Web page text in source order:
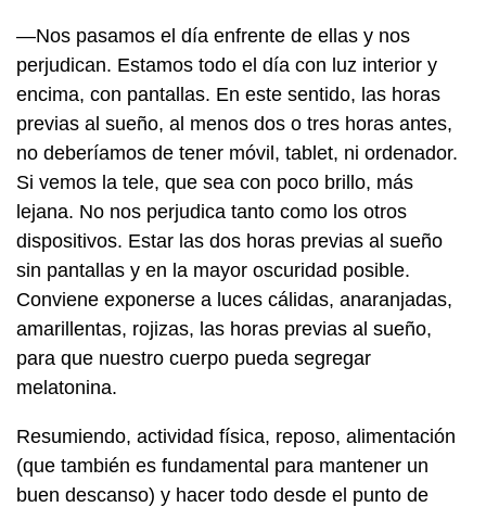
—Nos pasamos el día enfrente de ellas y nos
perjudican. Estamos todo el día con luz interior y
encima, con pantallas. En este sentido, las horas
previas al sueño, al menos dos o tres horas antes,
no deberíamos de tener móvil, tablet, ni ordenador.
Si vemos la tele, que sea con poco brillo, más
lejana. No nos perjudica tanto como los otros
dispositivos. Estar las dos horas previas al sueño
sin pantallas y en la mayor oscuridad posible.
Conviene exponerse a luces cálidas, anaranjadas,
amarillentas, rojizas, las horas previas al sueño,
para que nuestro cuerpo pueda segregar
melatonina.
Resumiendo, actividad física, reposo, alimentación
(que también es fundamental para mantener un
buen descanso) y hacer todo desde el punto de